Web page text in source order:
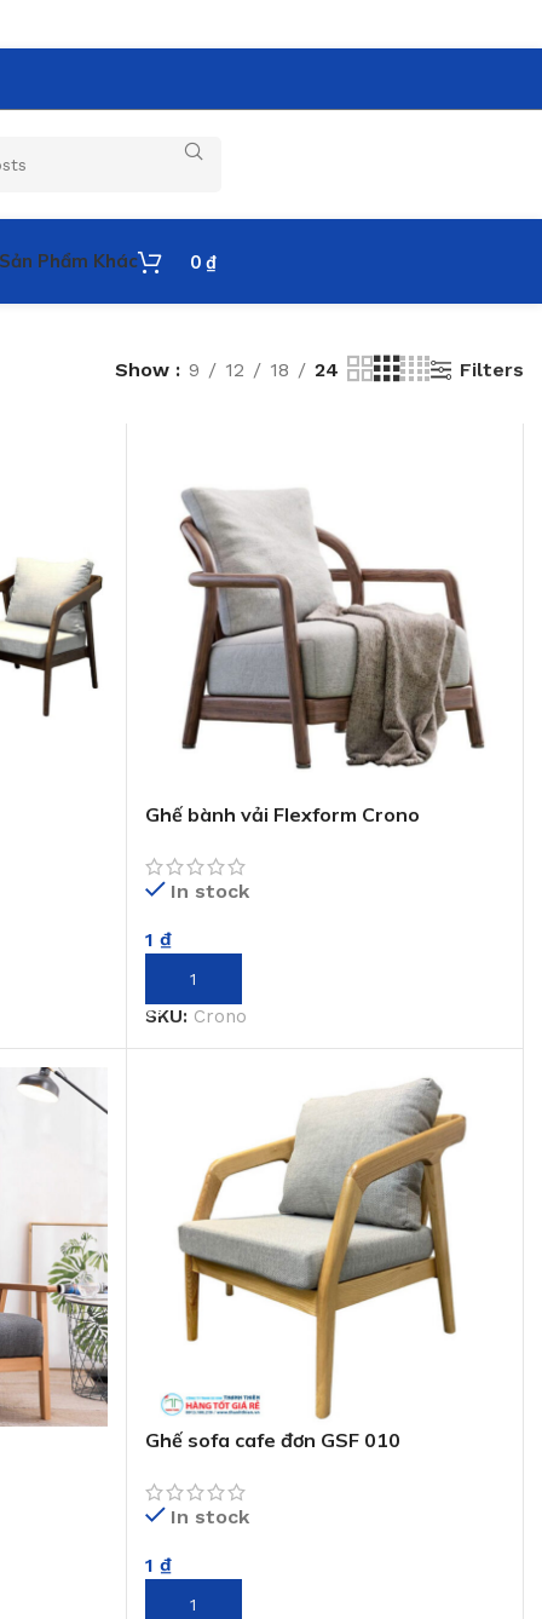
Sản Phẩm Khác 0 ₫
Show 9 12 18 24 Filters
Ghế bành vải Flexform Crono
In stock
1 ₫
THÊM VÀO GIỎ HÀNG
SKU: Crono
Ghế sofa cafe đơn GSF 010
In stock
1 ₫
THÊM VÀO GIỎ HÀNG